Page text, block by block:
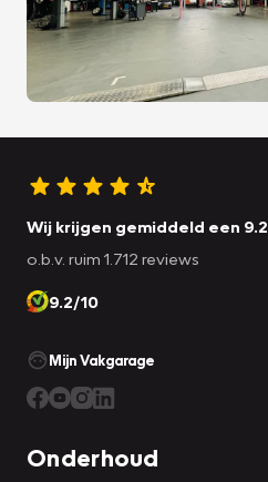
Wij krijgen gemiddeld een 9.2
o.b.v. ruim 1.712 reviews
9.2/10
Mijn Vakgarage
Onderhoud